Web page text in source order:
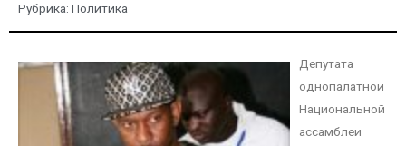
Рубрика: Политика
Депутата
однопалатной
Национальной
ассамблеи